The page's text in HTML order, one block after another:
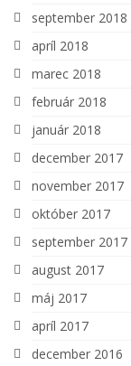
september 2018
apríl 2018
marec 2018
február 2018
január 2018
december 2017
november 2017
október 2017
september 2017
august 2017
máj 2017
apríl 2017
december 2016